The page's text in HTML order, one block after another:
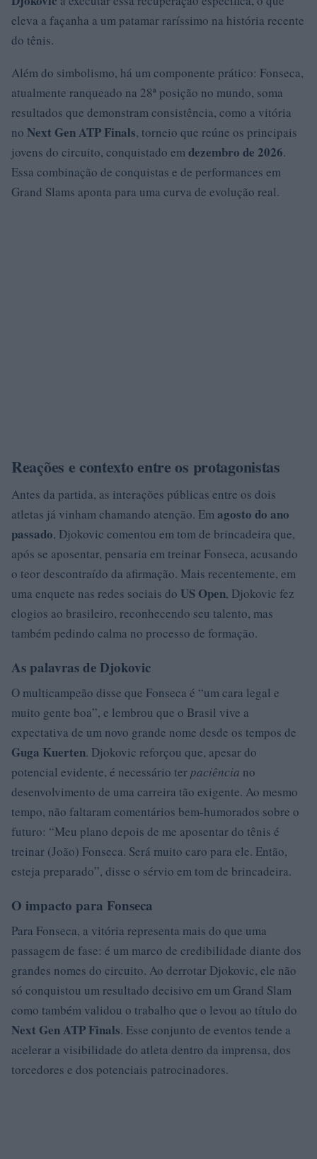
eleva a façanha a um patamar raríssimo na história recente
do tênis.
Além do simbolismo, há um componente prático: Fonseca,
atualmente ranqueado na 28ª posição no mundo, soma
resultados que demonstram consistência, como a vitória
no Next Gen ATP Finals, torneio que reúne os principais
jovens do circuito, conquistado emdezembro de 2026.
Essa combinação de conquistas e de performances em
Grand Slams aponta para uma curva de evolução real.
Reações e contexto entre os protagonistas
Antes da partida, as interações públicas entre os dois
atletas já vinham chamando atenção. Emagosto do ano
passado, Djokovic comentou em tom de brincadeira que,
após se aposentar, pensaria em treinar Fonseca, acusando
o teor descontraído da afirmação. Mais recentemente, em
uma enquete nas redes sociais do US Open, Djokovic fez
elogios ao brasileiro, reconhecendo seu talento, mas
também pedindo calma no processo de formação.
As palavras de Djokovic
O multicampeão disse que Fonseca é “um cara legal e
muito gente boa”, e lembrou que o Brasil vive a
expectativa de um novo grande nome desde os tempos de
Guga Kuerten. Djokovic reforçou que, apesar do
potencial evidente, é necessário terpaciência no
desenvolvimento de uma carreira tão exigente. Ao mesmo
tempo, não faltaram comentários bem-humorados sobre o
futuro: “Meu plano depois de me aposentar do tênis é
treinar (João) Fonseca. Será muito caro para ele. Então,
esteja preparado”, disse o sérvio em tom de brincadeira.
O impacto para Fonseca
Para Fonseca, a vitória representa mais do que uma
passagem de fase: é um marco de credibilidade diante dos
grandes nomes do circuito. Ao derrotar Djokovic, ele não
só conquistou um resultado decisivo em um Grand Slam
como também validou o trabalho que o levou ao título do
Next Gen ATP Finals. Esse conjunto de eventos tende a
acelerar a visibilidade do atleta dentro da imprensa, dos
torcedores e dos potenciais patrocinadores.